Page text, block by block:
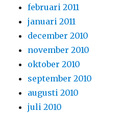
februari 2011
januari 2011
december 2010
november 2010
oktober 2010
september 2010
augusti 2010
juli 2010